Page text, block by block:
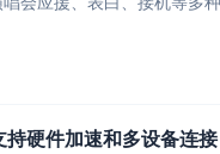
硬件加速和多设备连